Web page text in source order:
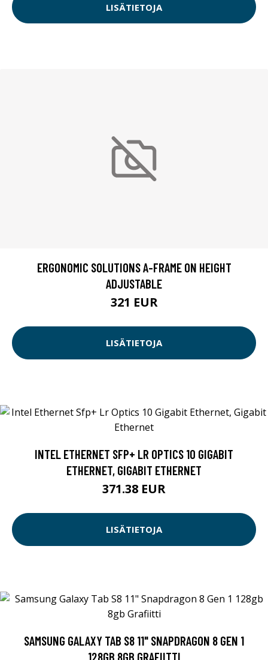
LISÄTIETOJA
ERGONOMIC SOLUTIONS A-FRAME ON HEIGHT
ADJUSTABLE
321 EUR
LISÄTIETOJA
INTEL ETHERNET SFP+ LR OPTICS 10 GIGABIT
ETHERNET, GIGABIT ETHERNET
371.38 EUR
LISÄTIETOJA
SAMSUNG GALAXY TAB S8 11" SNAPDRAGON 8 GEN 1
128GB 8GB GRAFIITTI